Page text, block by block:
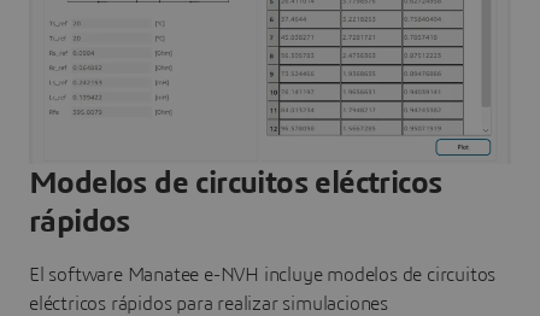
Modelos de circuitos eléctricos
rápidos
El software Manatee e-NVH incluye modelos de circuitos
eléctricos rápidos para realizar simulaciones